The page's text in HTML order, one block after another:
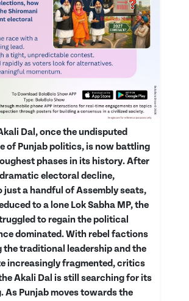
Dal, once the undisputed
of Punjab politics, is now battling
phases in its history. After
electoral decline,
just a handful of Assembly seats,
to a lone Lok Sabha MP, the
to regain the political
dominated. With rebel factions
the traditional leadership and the
increasingly fragmented, critics
Akali Dal is still searching for its
As Punjab moves towards the